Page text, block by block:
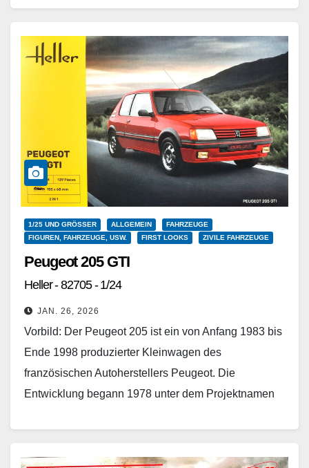
1/25 UND GRÖSSER ALLGEMEIN
FAHRZEUGE
FIGUREN, FAHRZEUGE, USW.
FIRST LOOKS ZIVILE FAHRZEUGE
Peugeot 205 GTI
Heller - 82705 - 1/24
JAN. 26, 2026
Vorbild: Der Peugeot 205 ist ein von Anfang 1983 bis
Ende 1998 produzierter Kleinwagen des
französischen Autoherstellers Peugeot. Die
Entwicklung begann 1978 unter dem Projektnamen